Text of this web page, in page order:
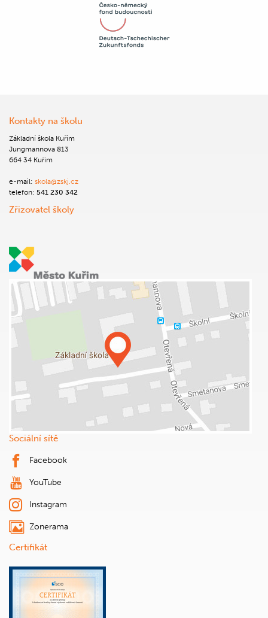
Kontakty na školu
Základní škola Kuřim
Jungmannova 813
664 34 Kuřim
e-mail: skola@zskj.cz
telefon: 541 230 342
Zřizovatel školy
Sociální sítě
Facebook
YouTube
Instagram
Zonerama
Certifikát